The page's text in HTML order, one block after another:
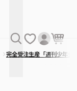
完全受注生産「週刊少年